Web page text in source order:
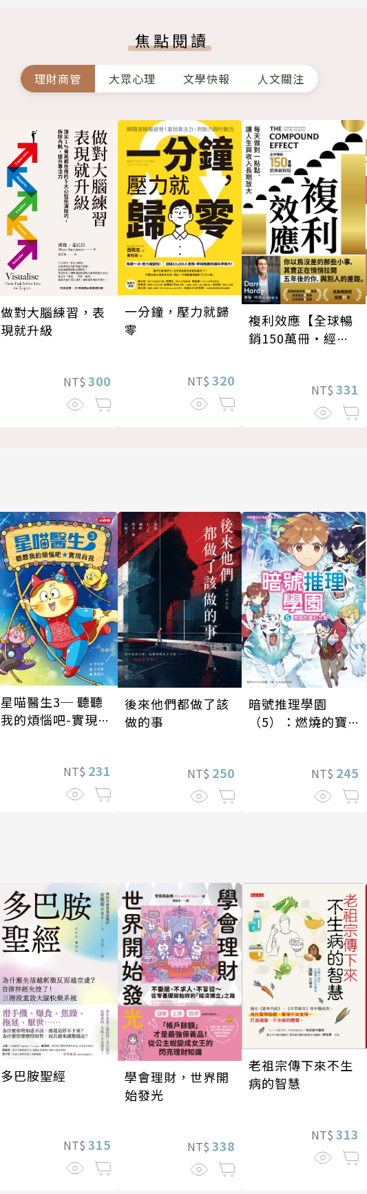
焦點閱讀
理財商管 大眾心理 文學快報 人文關注
做對大腦練習，表
現就升級
NT$ 300
一分鐘，壓力就歸
零
NT$ 320
複利效應【全球暢
銷150萬冊・經典
NT$ 331
星喵醫生3─ 聽聽
我的煩惱吧-實現自
NT$ 231
後來他們都做了該
做的事
NT$ 250
暗號推理學園
（5）：燃燒的寶
NT$ 245
多巴胺聖經
NT$ 315
學會理財，世界開
始發光
NT$ 338
老祖宗傳下來不生
病的智慧
NT$ 313